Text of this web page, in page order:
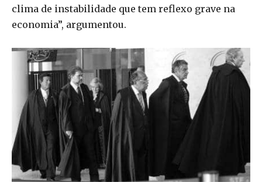
clima de instabilidade que tem reflexo grave na
economia”, argumentou.